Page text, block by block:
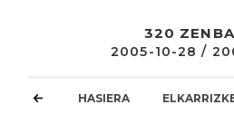
320
2005-10-28 /
HASIERA